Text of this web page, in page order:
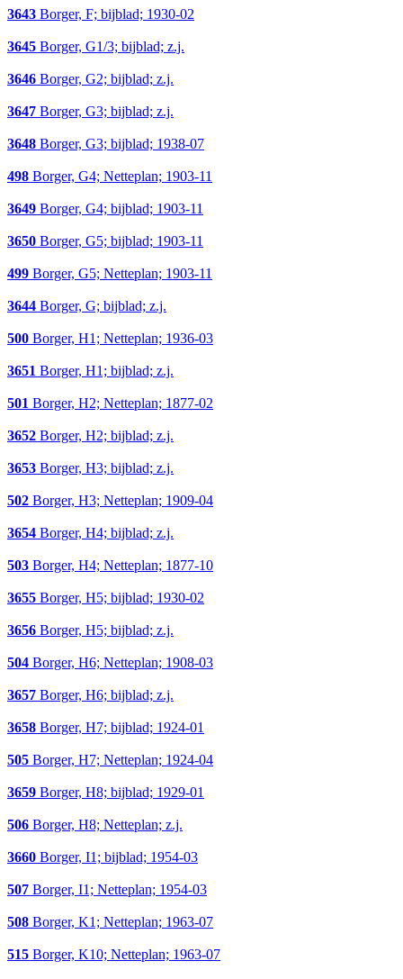
3643 Borger, F; bijblad; 1930-02
3645 Borger, G1/3; bijblad; z.j.
3646 Borger, G2; bijblad; z.j.
3647 Borger, G3; bijblad; z.j.
3648 Borger, G3; bijblad; 1938-07
498 Borger, G4; Netteplan; 1903-11
3649 Borger, G4; bijblad; 1903-11
3650 Borger, G5; bijblad; 1903-11
499 Borger, G5; Netteplan; 1903-11
3644 Borger, G; bijblad; z.j.
500 Borger, H1; Netteplan; 1936-03
3651 Borger, H1; bijblad; z.j.
501 Borger, H2; Netteplan; 1877-02
3652 Borger, H2; bijblad; z.j.
3653 Borger, H3; bijblad; z.j.
502 Borger, H3; Netteplan; 1909-04
3654 Borger, H4; bijblad; z.j.
503 Borger, H4; Netteplan; 1877-10
3655 Borger, H5; bijblad; 1930-02
3656 Borger, H5; bijblad; z.j.
504 Borger, H6; Netteplan; 1908-03
3657 Borger, H6; bijblad; z.j.
3658 Borger, H7; bijblad; 1924-01
505 Borger, H7; Netteplan; 1924-04
3659 Borger, H8; bijblad; 1929-01
506 Borger, H8; Netteplan; z.j.
3660 Borger, I1; bijblad; 1954-03
507 Borger, I1; Netteplan; 1954-03
508 Borger, K1; Netteplan; 1963-07
515 Borger, K10; Netteplan; 1963-07